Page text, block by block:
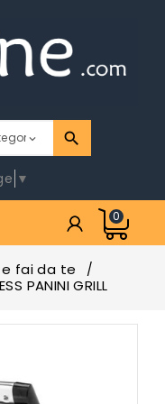
▼
0
fai da te
PANINI GRILL